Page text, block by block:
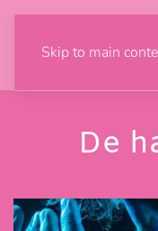
Skip to main
De